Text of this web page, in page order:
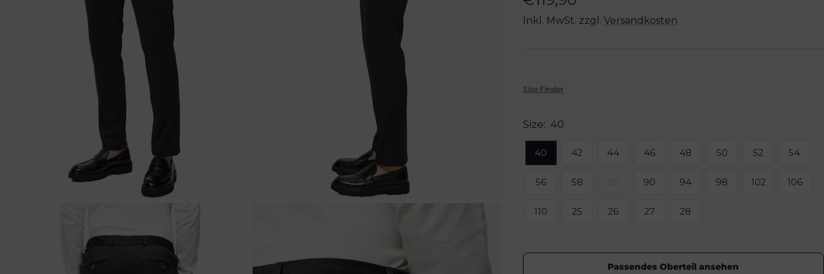
Inkl. MwSt. zzgl. Versandkosten
Size Finder
Size: 40
40 42 44 46 48 50 52 54
56 58 90 94 98 102 106
110 25 26 27 28
Passendes Oberteil ansehen